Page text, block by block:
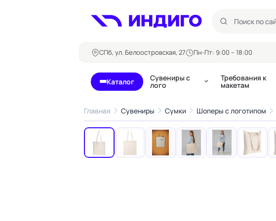
СПб, ул. Белоостровская, 27 Пн-Пт: 9:00 – 18:00
Каталог
Бланки и формуляры
Блокноты
Бейджи
Билеты, купоны
Буклеты
Сувениры с
лого
Требования к
макетам
Главная Сувениры Сумки Шоперы с логотипом
‹